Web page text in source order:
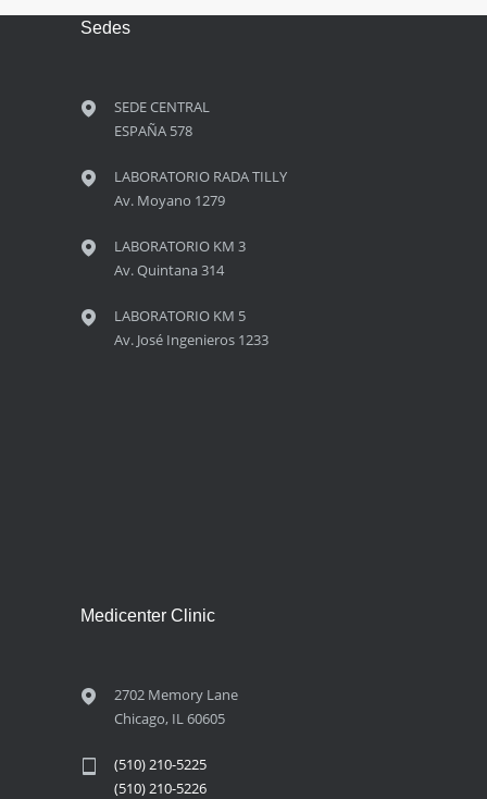
Sedes
SEDE CENTRAL
ESPAÑA 578
LABORATORIO RADA TILLY
Av. Moyano 1279
LABORATORIO KM 3
Av. Quintana 314
LABORATORIO KM 5
Av. José Ingenieros 1233
Medicenter Clinic
2702 Memory Lane
Chicago, IL 60605
(510) 210-5225
(510) 210-5226